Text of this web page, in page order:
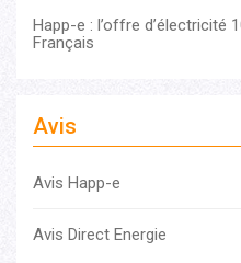
Happ-e : l’offre d’électricité
Français
Avis
Avis Happ-e
Avis Direct Energie